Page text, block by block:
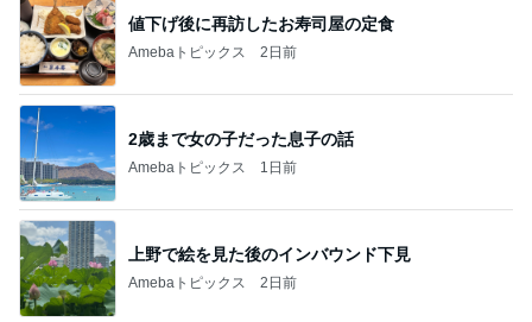
値下げ後に再訪したお寿司屋の定食
Amebaトピックス 2日前
2歳まで女の子だった息子の話
Amebaトピックス 1日前
上野で絵を見た後のインバウンド下見
Amebaトピックス 2日前